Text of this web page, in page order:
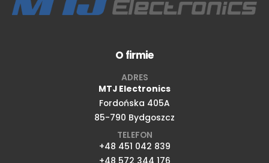
O firmie
ADRES
MTJ Electronics
Fordońska 405A
85-790 Bydgoszcz
TELEFON
+48 451 042 839